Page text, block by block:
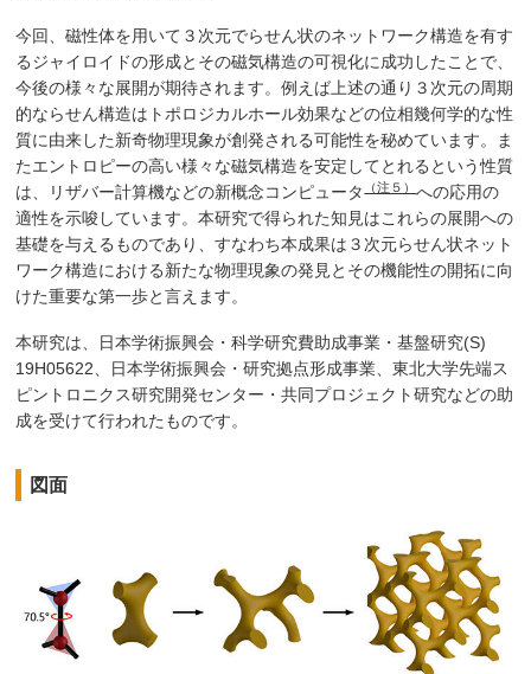
今回、磁性体を用いて３次元でらせん状のネットワーク構造を有す
るジャイロイドの形成とその磁気構造の可視化に成功したことで、
今後の様々な展開が期待されます。例えば上述の通り３次元の周期
的ならせん構造はトポロジカルホール効果などの位相幾何学的な性
質に由来した新奇物理現象が創発される可能性を秘めています。ま
たエントロピーの高い様々な磁気構造を安定してとれるという性質
は、リザバー計算機などの新概念コンピュータ （注５） への応用の
適性を示唆しています。本研究で得られた知見はこれらの展開への
基礎を与えるものであり、すなわち本成果は３次元らせん状ネット
ワーク構造における新たな物理現象の発見とその機能性の開拓に向
けた重要な第一歩と言えます。
本研究は、日本学術振興会・科学研究費助成事業・基盤研究(S)
19H05622、日本学術振興会・研究拠点形成事業、東北大学先端ス
ピントロニクス研究開発センター・共同プロジェクト研究などの助
成を受けて行われたものです。
図面